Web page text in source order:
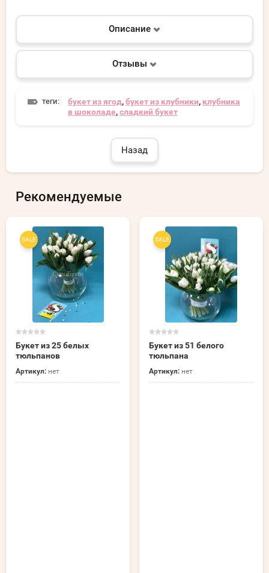
Описание
Отзывы
теги: букет из ягод,букет из клубники, клубника
в шоколаде,сладкий букет
Назад
Рекомендуемые
SALE
Букет из 25 белых
тюльпанов
Артикул: нет
SALE
Букет из 51 белого
тюльпана
Артикул: нет